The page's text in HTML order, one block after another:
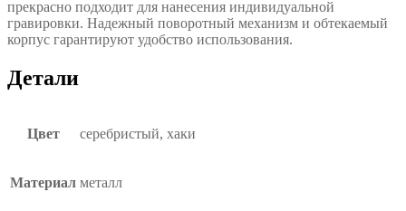
прекрасно подходит для нанесения индивидуальной
гравировки. Надежный поворотный механизм и обтекаемый
корпус гарантируют удобство использования.
Детали
Цвет серебристый, хаки
Материал металл